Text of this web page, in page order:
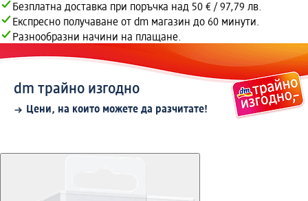
Безплатна доставка при поръчка над 50 € / 97,79 лв.
Експресно получаване от dm магазин до 60 минути.
Разнообразни начини на плащане.
dm трайно изгодно
Цени, на които можете да разчитате!